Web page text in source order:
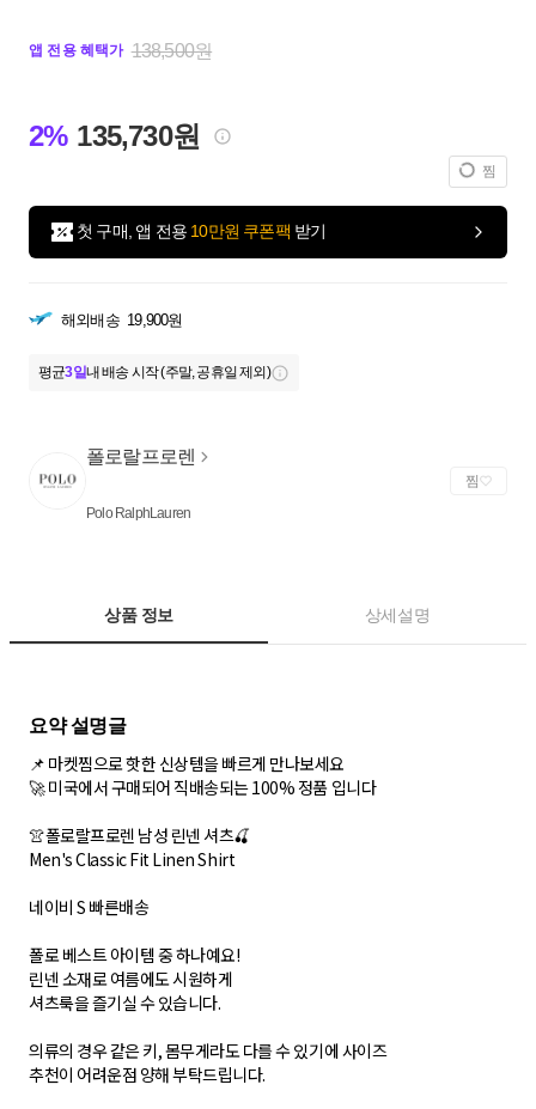
앱 전용 혜택가 138,500원
2% 135,730원
찜
첫 구매, 앱 전용 10만원 쿠폰팩 받기
해외배송 19,900원
평균3일내 배송 시작 (주말, 공휴일 제외)
폴로랄프로렌
Polo RalphLauren
찜
상품 정보 상세설명
요약 설명글
📌 마켓찜으로 핫한 신상템을 빠르게 만나보세요
🚀 미국에서 구매되어 직배송되는 100% 정품 입니다
👚폴로랄프로렌 남성 린넨 셔츠🍒
Men's Classic Fit Linen Shirt
네이비 S 빠른배송
폴로 베스트 아이템 중 하나예요!
린넨 소재로 여름에도 시원하게
셔츠룩을 즐기실 수 있습니다.
의류의 경우 같은 키, 몸무게라도 다를 수 있기에 사이즈
추천이 어려운점 양해 부탁드립니다.